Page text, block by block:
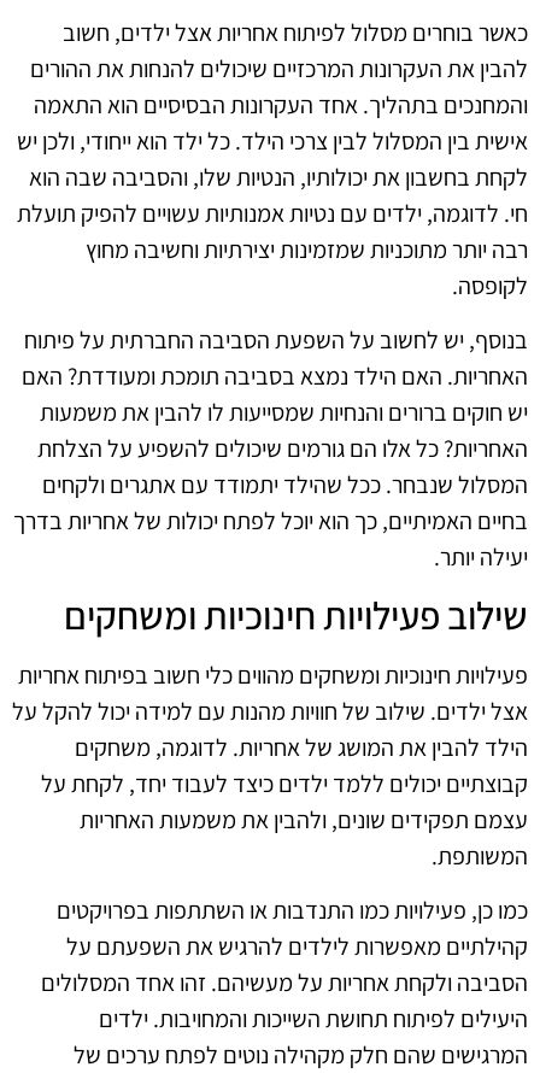
כאשר בוחרים מסלול לפיתוח אחריות אצל ילדים, חשוב
להבין את העקרונות המרכזיים שיכולים להנחות את ההורים
והמחנכים בתהליך. אחד העקרונות הבסיסיים הוא התאמה
אישית בין המסלול לבין צרכי הילד. כל ילד הוא ייחודי, ולכן יש
לקחת בחשבון את יכולותיו, הנטיות שלו, והסביבה שבה הוא
חי. לדוגמה, ילדים עם נטיות אמנותיות עשויים להפיק תועלת
רבה יותר מתוכניות שמזמינות יצירתיות וחשיבה מחוץ
לקופסה.
בנוסף, יש לחשוב על השפעת הסביבה החברתית על פיתוח
האחריות. האם הילד נמצא בסביבה תומכת ומעודדת? האם
יש חוקים ברורים והנחיות שמסייעות לו להבין את משמעות
האחריות? כל אלו הם גורמים שיכולים להשפיע על הצלחת
המסלול שנבחר. ככל שהילד יתמודד עם אתגרים ולקחים
בחיים האמיתיים, כך הוא יוכל לפתח יכולות של אחריות בדרך
יעילה יותר.
שילוב פעילויות חינוכיות ומשחקים
פעילויות חינוכיות ומשחקים מהווים כלי חשוב בפיתוח אחריות
אצל ילדים. שילוב של חוויות מהנות עם למידה יכול להקל על
הילד להבין את המושג של אחריות. לדוגמה, משחקים
קבוצתיים יכולים ללמד ילדים כיצד לעבוד יחד, לקחת על
עצמם תפקידים שונים, ולהבין את משמעות האחריות
המשותפת.
כמו כן, פעילויות כמו התנדבות או השתתפות בפרויקטים
קהילתיים מאפשרות לילדים להרגיש את השפעתם על
הסביבה ולקחת אחריות על מעשיהם. זהו אחד המסלולים
היעילים לפיתוח תחושת השייכות והמחויבות. ילדים
המרגישים שהם חלק מקהילה נוטים לפתח ערכים של